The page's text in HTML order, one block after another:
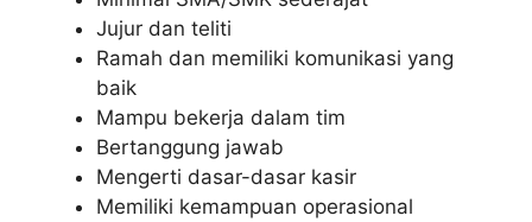
Jujur dan teliti
Ramah dan memiliki komunikasi yang
baik
Mampu bekerja dalam tim
Bertanggung jawab
Mengerti dasar-dasar kasir
Memiliki kemampuan operasional